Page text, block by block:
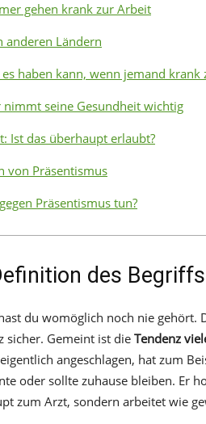
gehen krank zur Arbeit
anderen Ländern
haben kann, wenn jemand krank
nimmt seine Gesundheit wichtig
Ist das überhaupt erlaubt?
von Präsentismus
Präsentismus tun?
des Begriffs
du womöglich noch nie gehört.
sicher. Gemeint ist die Tendenz
angeschlagen, hat zum
oder sollte zuhause bleiben. Er
zum Arzt, sondern arbeitet wie